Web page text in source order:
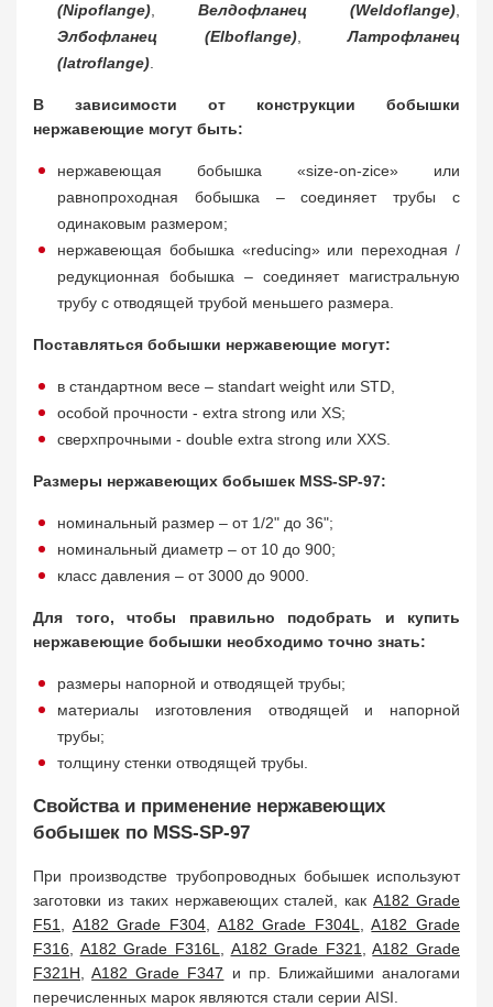
(Nipoflange)
Велдофланец (Weldoflange)
Элбофланец (Elboflange),Латрофланец
(latroflange)
В зависимости от конструкции бобышки
нержавеющие могут быть:
нержавеющая бобышка «size-on-zice» или
равнопроходная бобышка – соединяет трубы с
одинаковым размером;
нержавеющая бобышка «reducing» или переходная /
редукционная бобышка – соединяет магистральную
трубу с отводящей трубой меньшего размера.
Поставляться бобышки нержавеющие могут:
в стандартном весе – standart weight или STD,
особой прочности - extra strong или XS;
сверхпрочными - double extra strong или XXS.
Размеры нержавеющих бобышек MSS-SP-97:
номинальный размер – от 1/2" до 36";
номинальный диаметр – от 10 до 900;
класс давления – от 3000 до 9000.
Для того, чтобы правильно подобрать и купить
нержавеющие бобышки необходимо точно знать:
размеры напорной и отводящей трубы;
материалы изготовления отводящей и напорной
трубы;
толщину стенки отводящей трубы.
Свойства и применение нержавеющих
бобышек по MSS-SP-97
При производстве трубопроводных бобышек используют
заготовки из таких нержавеющих сталей, какA182 Grade
F51
A182 Grade F304, A182 Grade F304L ,A182 Grade
F316
A182 Grade F316L A182 Grade F321 ,A182 Grade
F321H ,A182 Grade F347 и пр. Ближайшими аналогами
перечисленных марок являются стали серии AISI.